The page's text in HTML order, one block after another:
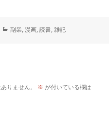
カ
副業,漫画,読書,雑記
りません。 ※ が付いている欄は